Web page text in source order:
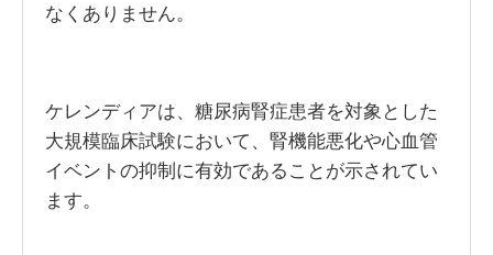
なくありません。
ケレンディアは、糖尿病腎症患者を対象とした
大規模臨床試験において、腎機能悪化や心血管
イベントの抑制に有効であることが示されてい
ます。